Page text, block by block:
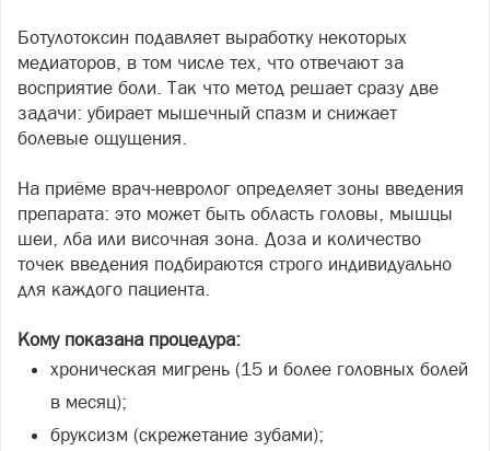
Ботулотоксин подавляет выработку некоторых
медиаторов, в том числе тех, что отвечают за
восприятие боли. Так что метод решает сразу две
задачи: убирает мышечный спазм и снижает
болевые ощущения.
На приёме врач-невролог определяет зоны введения
препарата: это может быть область головы, мышцы
шеи, лба или височная зона. Доза и количество
точек введения подбираются строго индивидуально
для каждого пациента.
Кому показана процедура:
хроническая мигрень (15 и более головных болей
в месяц);
бруксизм (скрежетание зубами);